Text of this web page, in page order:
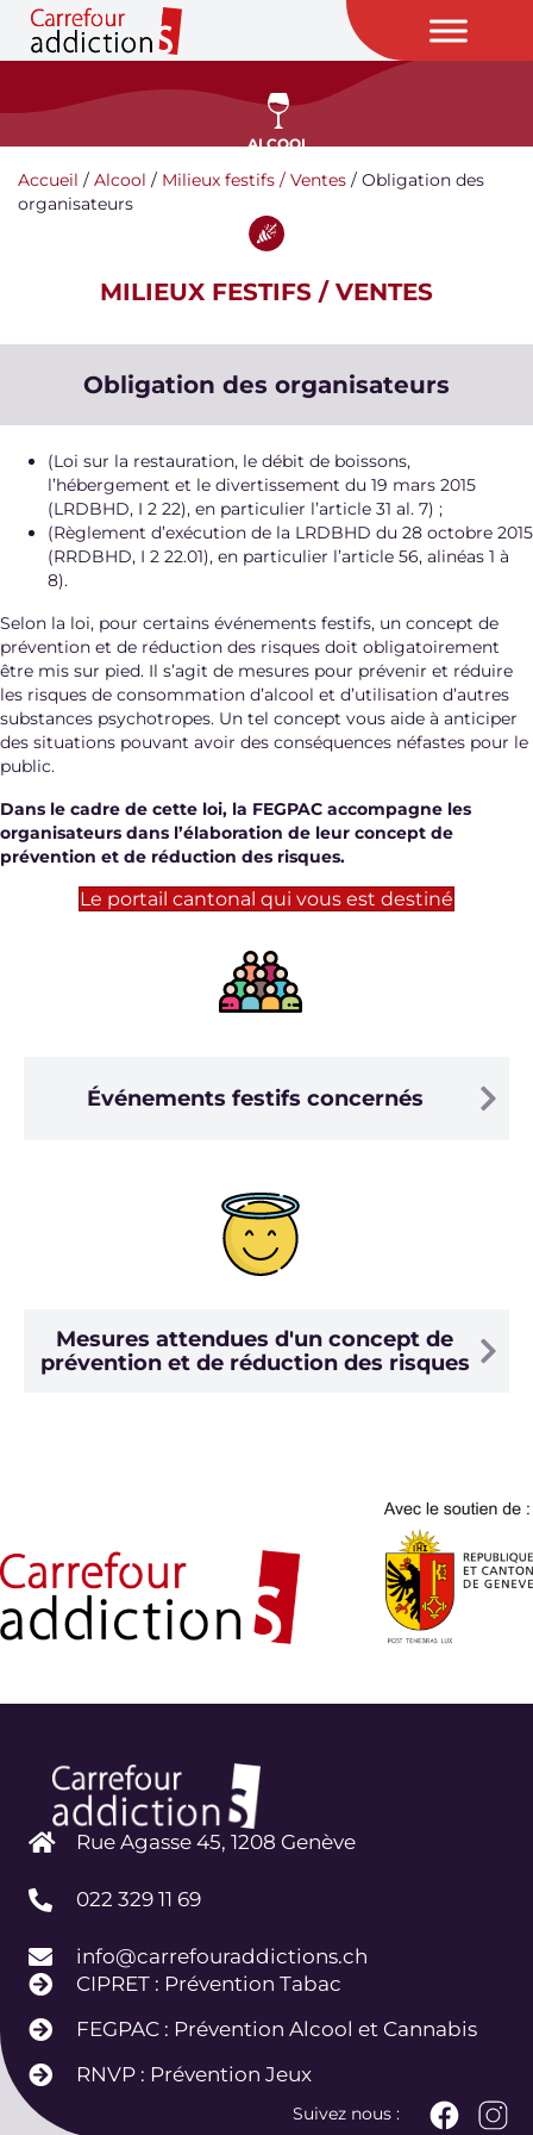
ALCOOL
Accueil / Alcool / Milieux festifs / Ventes / Obligation des
organisateurs
MILIEUX FESTIFS / VENTES
Obligation des organisateurs
(Loi sur la restauration, le débit de boissons,
l’hébergement et le divertissement du 19 mars 2015
(LRDBHD, I 2 22), en particulier l’article 31 al. 7) ;
(Règlement d’exécution de la LRDBHD du 28 octobre 2015
(RRDBHD, I 2 22.01), en particulier l’article 56, alinéas 1 à
8).
Selon la loi, pour certains événements festifs, un concept de
prévention et de réduction des risques doit obligatoirement
être mis sur pied. Il s’agit de mesures pour prévenir et réduire
les risques de consommation d’alcool et d’utilisation d’autres
substances psychotropes. Un tel concept vous aide à anticiper
des situations pouvant avoir des conséquences néfastes pour le
public.
Dans le cadre de cette loi, la FEGPAC accompagne les
organisateurs dans l’élaboration de leur concept de
prévention et de réduction des risques.
Le portail cantonal qui vous est destiné
Événements festifs concernés
Mesures attendues d'un concept de
prévention et de réduction des risques
Rue Agasse 45, 1208 Genève
022 329 11 69
info@carrefouraddictions.ch
CIPRET : Prévention Tabac
FEGPAC : Prévention Alcool et Cannabis
RNVP : Prévention Jeux
Suivez nous :